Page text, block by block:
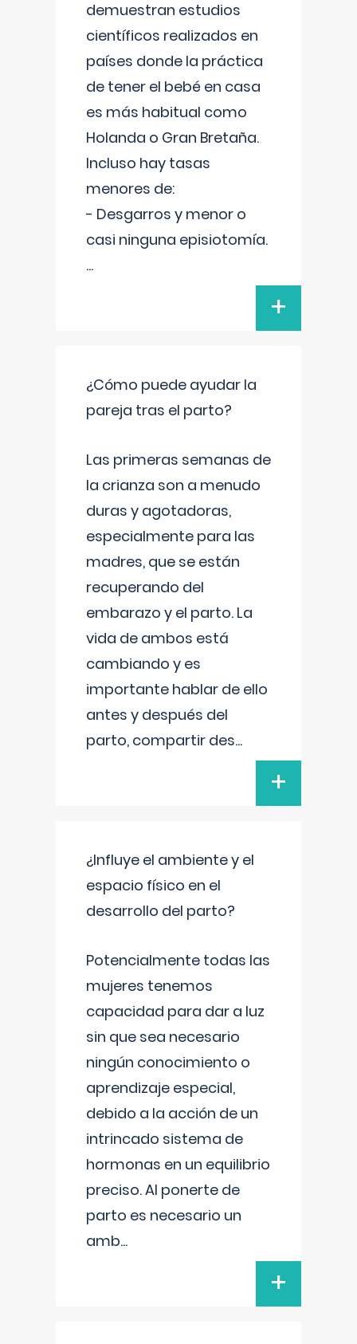
demuestran estudios
científicos realizados en
países donde la práctica
de tener el bebé en casa
es más habitual como
Holanda o Gran Bretaña.
Incluso hay tasas
menores de:
- Desgarros y menor o
casi ninguna episiotomía.
...
+
¿Cómo puede ayudar la
pareja tras el parto?
Las primeras semanas de
la crianza son a menudo
duras y agotadoras,
especialmente para las
madres, que se están
recuperando del
embarazo y el parto. La
vida de ambos está
cambiando y es
importante hablar de ello
antes y después del
parto, compartir des...
+
¿Influye el ambiente y el
espacio físico en el
desarrollo del parto?
Potencialmente todas las
mujeres tenemos
capacidad para dar a luz
sin que sea necesario
ningún conocimiento o
aprendizaje especial,
debido a la acción de un
intrincado sistema de
hormonas en un equilibrio
preciso. Al ponerte de
parto es necesario un
amb...
+